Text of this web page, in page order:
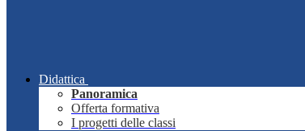
Didattica
Panoramica
Offerta formativa
I progetti delle classi